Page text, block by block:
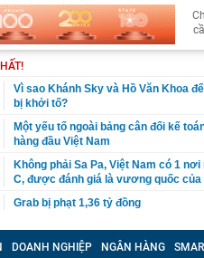
Vì sao Khánh Sky và Hồ Văn Khoa
bị khởi tố?
Một yếu tố ngoài bảng cân đối kế
hàng đầu Việt Nam
Không phải Sa Pa, Việt Nam có 1
C, được đánh giá là vương quốc của
Grab bị phạt 1,36 tỷ đồng
BẮT KHẨN CẤP giáo viên BẠO
khuyến cáo người dân, giáo viên,
DOANH NGHIỆP NGÂN HÀNG